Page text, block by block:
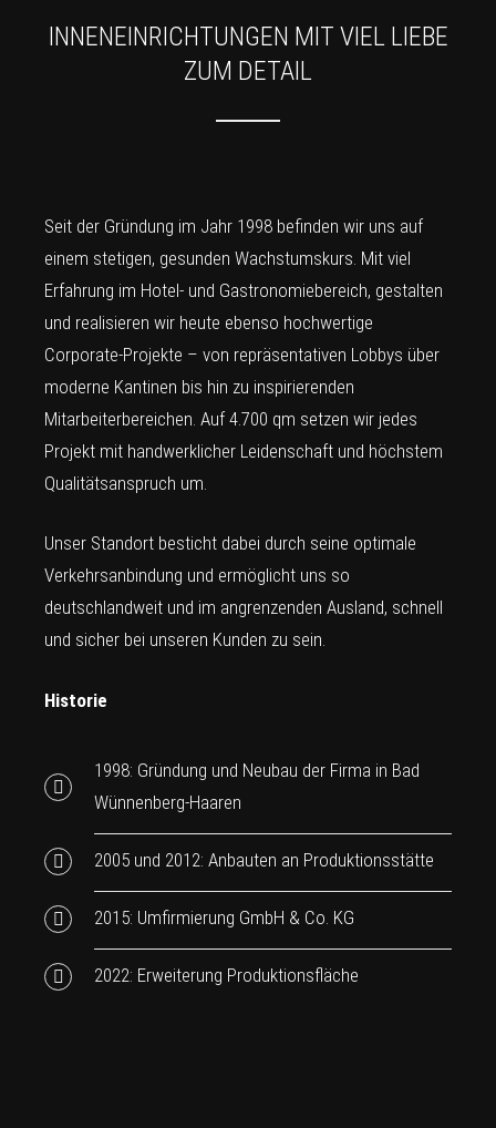
INNENEINRICHTUNGEN MIT VIEL LIEBE
ZUM DETAIL
Seit der Gründung im Jahr 1998 befinden wir uns auf
einem stetigen, gesunden Wachstumskurs. Mit viel
Erfahrung im Hotel- und Gastronomiebereich, gestalten
und realisieren wir heute ebenso hochwertige
Corporate-Projekte – von repräsentativen Lobbys über
moderne Kantinen bis hin zu inspirierenden
Mitarbeiterbereichen. Auf 4.700 qm setzen wir jedes
Projekt mit handwerklicher Leidenschaft und höchstem
Qualitätsanspruch um.
Unser Standort besticht dabei durch seine optimale
Verkehrsanbindung und ermöglicht uns so
deutschlandweit und im angrenzenden Ausland, schnell
und sicher bei unseren Kunden zu sein.
Historie
1998: Gründung und Neubau der Firma in Bad
Wünnenberg-Haaren
2005 und 2012: Anbauten an Produktionsstätte
2015: Umfirmierung GmbH & Co. KG
2022: Erweiterung Produktionsfläche